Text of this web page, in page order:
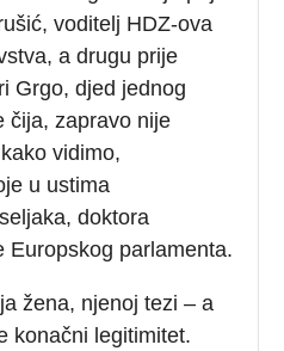
voditelj HDZ-ova
a drugu prije
Grgo, djed jednog
čija, zapravo nije
vidimo,
u ustima
doktora
Europskog parlamenta.
žena, njenoj tezi – a
konačni legitimitet.